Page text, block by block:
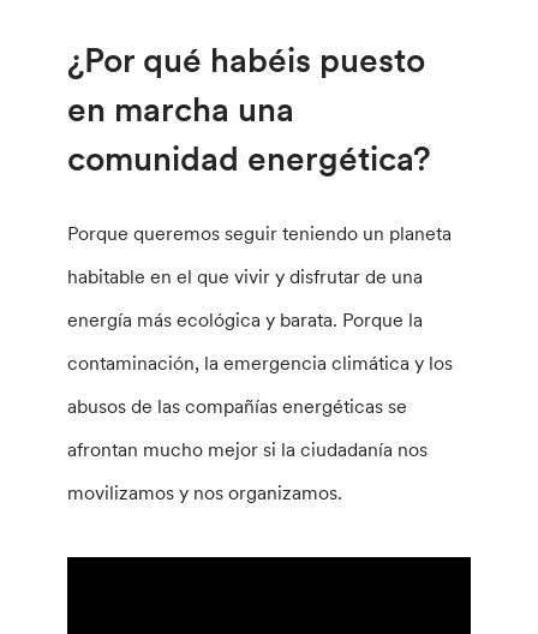
¿Por qué habéis puesto
en marcha una
comunidad energética?
Porque queremos seguir teniendo un planeta
habitable en el que vivir y disfrutar de una
energía más ecológica y barata. Porque la
contaminación, la emergencia climática y los
abusos de las compañías energéticas se
afrontan mucho mejor si la ciudadanía nos
movilizamos y nos organizamos.